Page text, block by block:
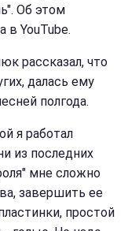
Об этом
в YouTube.
рассказал, что
далась ему
полгода.
я работал
из последних
мне сложно
завершить ее
простой